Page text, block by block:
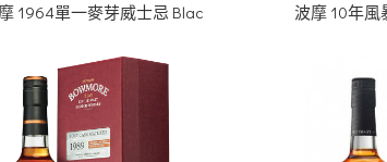
1964單一麥芽威士忌 Blac 波摩 10年風